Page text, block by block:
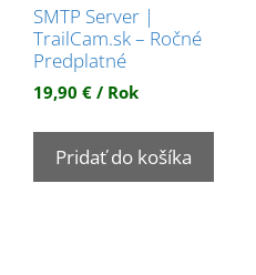
SMTP Server |
TrailCam.sk – Ročné
Predplatné
19,90 € / Rok
Pridať do košíka